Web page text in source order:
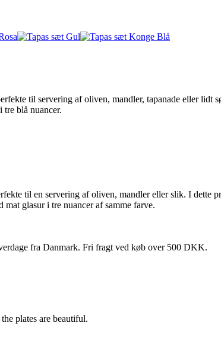
til servering af oliven, mandler, tapanade eller
tre blå nuancer.
til en servering af oliven, mandler eller slik. I dette
mat glasur i tre nuancer af samme farve.
fra Danmark. Fri fragt ved køb over 500 DKK.
plates are beautiful.